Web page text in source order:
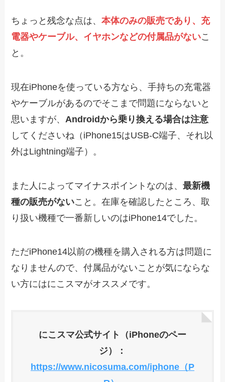
ちょっと残念な点は、本体のみの販売であり、充
電器やケーブル、イヤホンなどの付属品がないこ
と。
現在iPhoneを使っている方なら、手持ちの充電器
やケーブルがあるのでそこまで問題にならないと
思いますが、 Androidから乗り換える場合は注意
してくださいね（iPhone15はUSB-C端子、それ以
外はLightning端子）。
また人によってマイナスポイントなのは、最新機
種の販売がないこと。在庫を確認したところ、取
り扱い機種で一番新しいのはiPhone14でした。
ただiPhone14以前の機種を購入される方は問題に
なりませんので、付属品がないことが気にならな
い方にはにこスマがオススメです。
にこスマ公式サイト（iPhoneのペー
ジ）：
https://www.nicosuma.com/iphone（P